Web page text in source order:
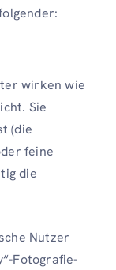
wirken wie
Sie
(die
feine
die
Nutzer
Fotografie-